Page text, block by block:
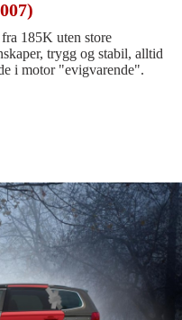
185K uten store
trygg og stabil, alltid
i motor "evigvarende".